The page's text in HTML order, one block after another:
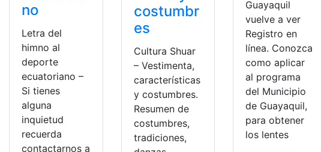
no
Letra del
himno al
deporte
ecuatoriano –
Si tienes
alguna
inquietud
recuerda
contactarnos a
costumbr
es
Cultura Shuar
– Vestimenta,
características
y costumbres.
Resumen de
costumbres,
tradiciones,
Guayaquil
vuelve a ver
Registro en
línea. Conozca
como aplicar
al programa
del Municipio
de Guayaquil,
para obtener
los lentes